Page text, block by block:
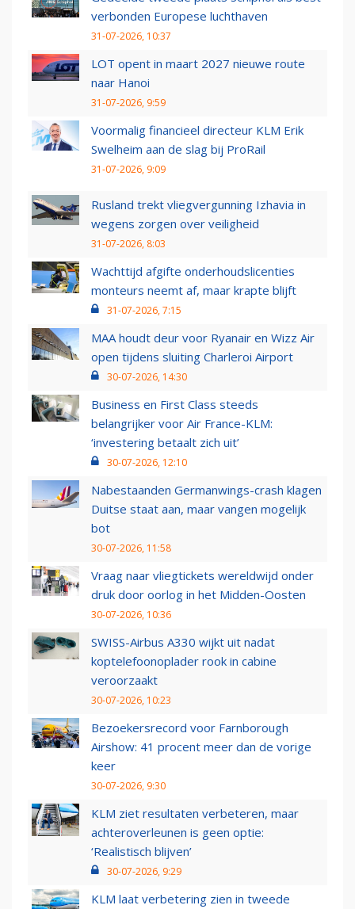
verbonden Europese luchthaven
31-07-2026, 10:37
LOT opent in maart 2027 nieuwe route
naar Hanoi
31-07-2026, 9:59
Voormalig financieel directeur KLM Erik
Swelheim aan de slag bij ProRail
31-07-2026, 9:09
Rusland trekt vliegvergunning Izhavia in
wegens zorgen over veiligheid
31-07-2026, 8:03
Wachttijd afgifte onderhoudslicenties
monteurs neemt af, maar krapte blijft
31-07-2026, 7:15
MAA houdt deur voor Ryanair en Wizz Air
open tijdens sluiting Charleroi Airport
30-07-2026, 14:30
Business en First Class steeds
belangrijker voor Air France-KLM:
‘investering betaalt zich uit’
30-07-2026, 12:10
Nabestaanden Germanwings-crash klagen
Duitse staat aan, maar vangen mogelijk
bot
30-07-2026, 11:58
Vraag naar vliegtickets wereldwijd onder
druk door oorlog in het Midden-Oosten
30-07-2026, 10:36
SWISS-Airbus A330 wijkt uit nadat
koptelefoonoplader rook in cabine
veroorzaakt
30-07-2026, 10:23
Bezoekersrecord voor Farnborough
Airshow: 41 procent meer dan de vorige
keer
30-07-2026, 9:30
KLM ziet resultaten verbeteren, maar
achteroverleunen is geen optie:
‘Realistisch blijven’
30-07-2026, 9:29
KLM laat verbetering zien in tweede